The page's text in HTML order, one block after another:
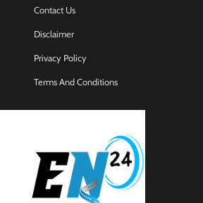
Contact Us
Disclaimer
Privacy Policy
Terms And Conditions